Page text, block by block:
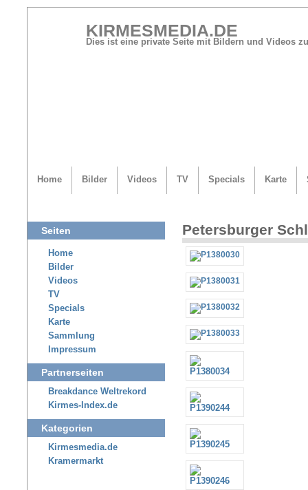
KIRMESMEDIA.DE
Dies ist eine private Seite mit Bildern und Videos
Home Bilder Videos TV Specials Karte
Petersburger
Seiten
Home
Bilder
Videos
TV
Specials
Karte
Sammlung
Impressum
Partnerseiten
Breakdance Weltrekord
Kirmes-Index.de
Kategorien
Kirmesmedia.de
Kramermarkt